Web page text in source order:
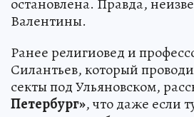
Валентины.
Ранее религиовед и
Силантьев, который
секты под Ульяновском,
Петербург», что даже если